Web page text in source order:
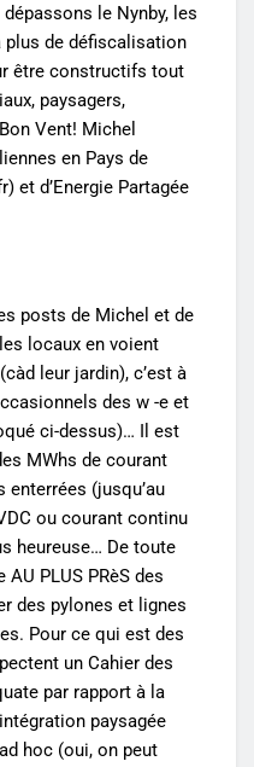
le Nynby, les
plus de défiscalisation
être constructifs tout
paysagers,
Vent! Michel
en Pays de
et d’Energie Partagée
posts de Michel et de
locaux en voient
leur jardin), c’est à
des w -e et
ci-dessus)… Il est
MWhs de courant
enterrées (jusqu’au
ou courant continu
heureuse… De toute
AU PLUS PRèS des
des pylones et lignes
Pour ce qui est des
un Cahier des
par rapport à la
paysagée
hoc (oui, on peut